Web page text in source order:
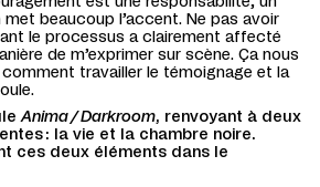
met beaucoup l’accent. Ne pas avoir
le processus a clairement affecté
de m’exprimer sur scène. Ça nous
comment travailler le témoignage et la
Anima / Darkroom, renvoyant à deux
: la vie et la chambre noire.
ces deux éléments dans le